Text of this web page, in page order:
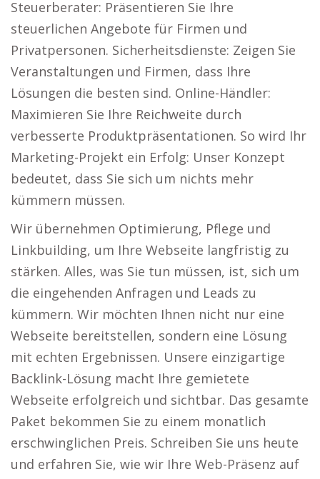
Steuerberater: Präsentieren Sie Ihre
steuerlichen Angebote für Firmen und
Privatpersonen. Sicherheitsdienste: Zeigen Sie
Veranstaltungen und Firmen, dass Ihre
Lösungen die besten sind. Online-Händler:
Maximieren Sie Ihre Reichweite durch
verbesserte Produktpräsentationen. So wird Ihr
Marketing-Projekt ein Erfolg: Unser Konzept
bedeutet, dass Sie sich um nichts mehr
kümmern müssen.
Wir übernehmen Optimierung, Pflege und
Linkbuilding, um Ihre Webseite langfristig zu
stärken. Alles, was Sie tun müssen, ist, sich um
die eingehenden Anfragen und Leads zu
kümmern. Wir möchten Ihnen nicht nur eine
Webseite bereitstellen, sondern eine Lösung
mit echten Ergebnissen. Unsere einzigartige
Backlink-Lösung macht Ihre gemietete
Webseite erfolgreich und sichtbar. Das gesamte
Paket bekommen Sie zu einem monatlich
erschwinglichen Preis. Schreiben Sie uns heute
und erfahren Sie, wie wir Ihre Web-Präsenz auf